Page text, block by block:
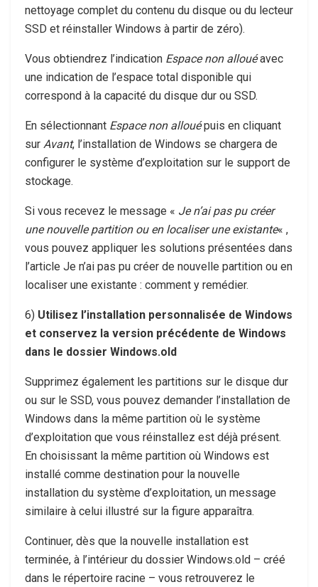
nettoyage complet du contenu du disque ou du lecteur
SSD et réinstaller Windows à partir de zéro).
Vous obtiendrez l’indication Espace non allouéavec
une indication de l’espace total disponible qui
correspond à la capacité du disque dur ou SSD.
En sélectionnant Espace non allouépuis en cliquant
sur Avant, l’installation de Windows se chargera de
configurer le système d’exploitation sur le support de
stockage.
Si vous recevez le message « Je n’ai pas pu créer
une nouvelle partition ou en localiser une existante« ,
vous pouvez appliquer les solutions présentées dans
l’article Je n’ai pas pu créer de nouvelle partition ou en
localiser une existante : comment y remédier.
6) Utilisez l’installation personnalisée de Windows
et conservez la version précédente de Windows
dans le dossier Windows.old
Supprimez également les partitions sur le disque dur
ou sur le SSD, vous pouvez demander l’installation de
Windows dans la même partition où le système
d’exploitation que vous réinstallez est déjà présent.
En choisissant la même partition où Windows est
installé comme destination pour la nouvelle
installation du système d’exploitation, un message
similaire à celui illustré sur la figure apparaîtra.
Continuer, dès que la nouvelle installation est
terminée, à l’intérieur du dossier Windows.old – créé
dans le répertoire racine – vous retrouverez le